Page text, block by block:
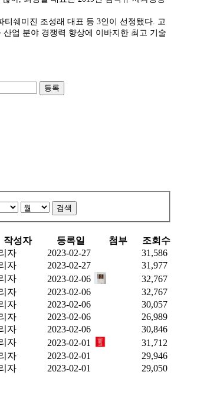
쉐미진 조성래 대표 등 3인이 선정됐다. 고
업 분야 경쟁력 향상에 이바지한 최고 기술
등록
검색
작성자 등록일 첨부
조회수
자 2023-02-27
31,586
자 2023-02-27
31,977
자 2023-02-06
32,767
자 2023-02-06
32,767
자 2023-02-06
30,057
자 2023-02-06
26,989
자 2023-02-06
30,846
자 2023-02-01
31,712
자 2023-02-01
29,946
자 2023-02-01 29,050